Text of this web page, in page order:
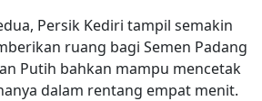
Persik Kediri tampil semakin
ruang bagi Semen Padang
Putih bahkan mampu mencetak
dalam rentang empat menit.